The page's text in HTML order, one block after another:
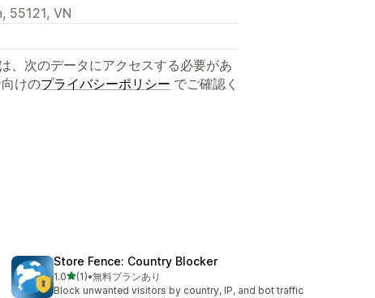
55121, VN
、次のデータにアクセスする必要があ
けのプライバシーポリシー でご確認く
Store Fence: Country Blocker
1.05つ星中
(1)
合計レビュー数：1件
•無料プランあり
Block unwanted visitors by country, IP, and bot traffic